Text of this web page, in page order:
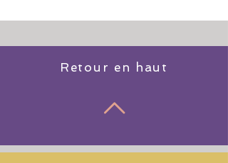
Retour en haut